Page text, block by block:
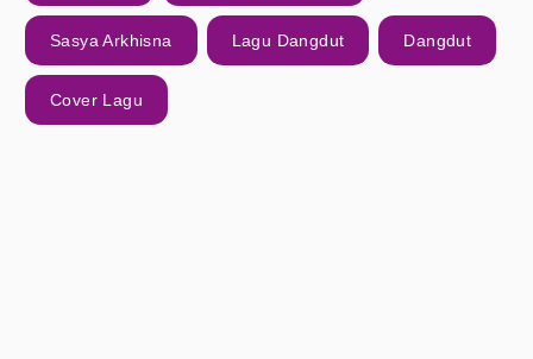
Sasya Arkhisna Lagu Dangdut Dangdut
Cover Lagu